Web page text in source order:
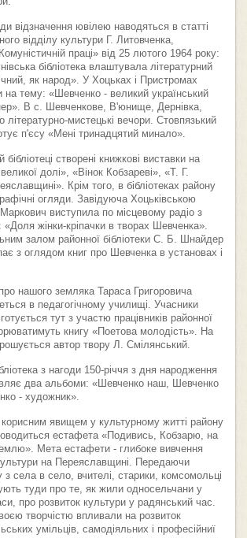
відзначення ювілею наводяться в статті
відділу культури Г. Литовченка,
праці» від 25 лютого 1964 року:
бібліотека влаштувала літературний
як народ». У Хоцьках і Пристромах
на тему: «Шевченко - великий український
В с. Шевченкове, В'юнище, Дернівка,
літературно-мистецькі вечори. Стовпязький
п'єсу «Мені тринадцятий минало».
бібліотеці створені книжкові виставки на
долі», «Вінок Кобзареві», «Т. Г.
Крім того, в бібліотеках району
огляди. Завідуюча Хоцьківською
виступила по місцевому радіо з
жінки-кріпачки в творах Шевченка».
залом районної бібліотеки С. Б. Шнайдер
з оглядом книг про Шевченка в установах і
нашого земляка Тараса Григоровича
в педагогічному училищі. Учасники
тут з участю працівників районної
книгу «Поетова молодість». На
автор твору Л. Смілянський.
з нагоди 150-річчя з дня народження
два альбоми: «Шевченко наш, Шевченко
- художник».
корисним явищем у культурному житті району
естафета «Подивись, Кобзарю, на
Мета естафети - глибоке вивчення
культури на Переяславщині. Передаючи
села в село, вчителі, старики, комсомольці
туди про те, як жили односельчани у
про розвиток культури у радянський час.
творчістю впливали на розвиток
умільців, самодіяльних і професійниї